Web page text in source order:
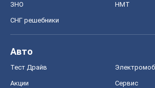
ЗНО НМТ
СНГ решебники
Авто
Тест Драйв
Акции Сервис